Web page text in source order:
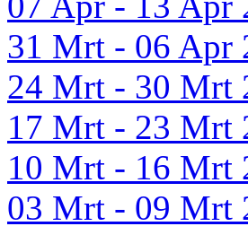
31 Mrt - 06 Apr
24 Mrt - 30 Mrt
17 Mrt - 23 Mrt
10 Mrt - 16 Mrt
03 Mrt - 09 Mrt